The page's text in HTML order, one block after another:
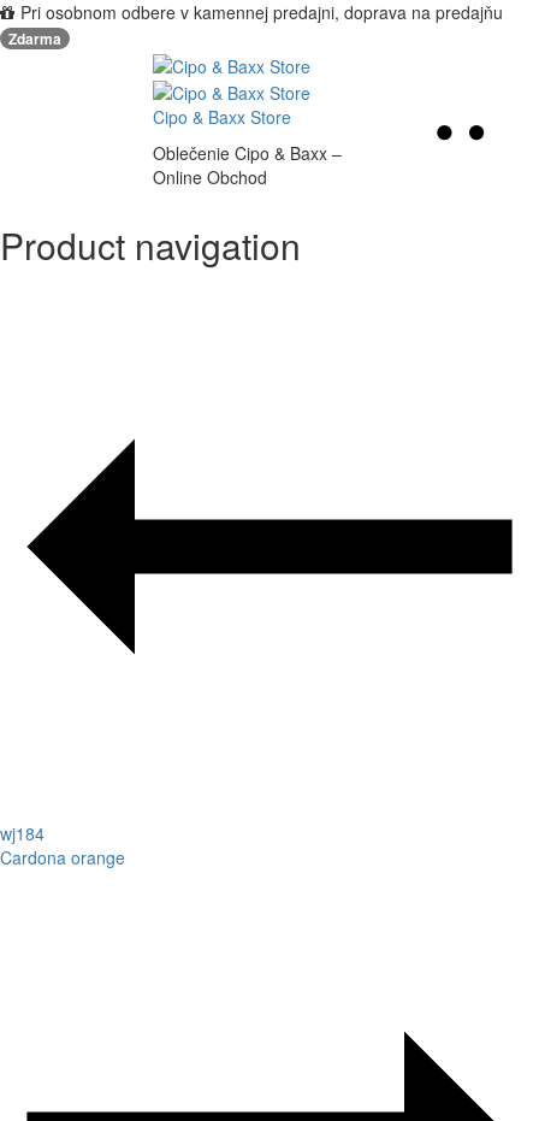
Pri osobnom odbere v kamennej predajni, doprava na predajňu
Zdarma
Cipo & Baxx Store
Oblečenie Cipo & Baxx –
Online Obchod
Product navigation
wj184
Cardona orange